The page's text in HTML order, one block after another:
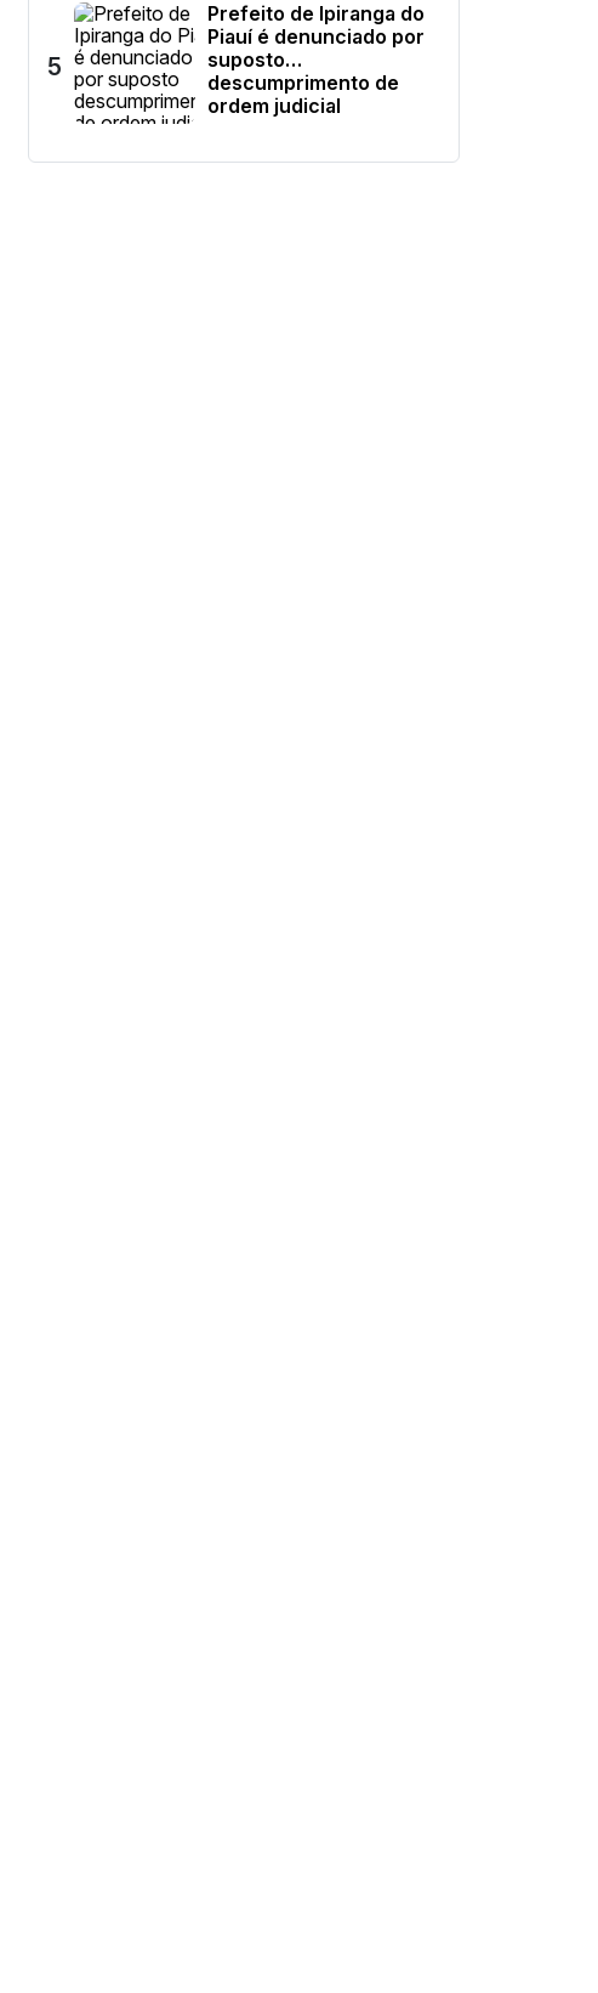
5
Prefeito de Ipiranga do
Piauí é denunciado por
suposto
descumprimento de
ordem judicial